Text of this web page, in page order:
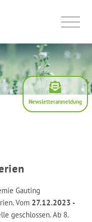
Newsletteranmeldung
Gauting
Vom 27.12.2023 -
geschlossen. Ab 8.